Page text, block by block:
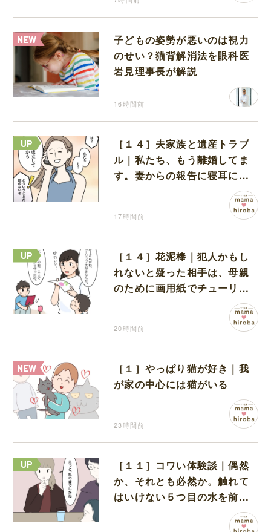
子どもの姿勢が悪いのは視力
のせい？猫背解消法を眼科医
岩見理事長が解説
16時間前
［１４］夫家族と遺産トラブ
ル｜私たち、もう離婚してま
す。妻からの報告に寝耳に水
17時間前
［１４］花泥棒｜犯人かもし
れないと疑った相手は、母親
のために画用紙でチューリッ
プを作っていただけだった
20時間前
［１］やっぱり猫が好き｜我
が家の中心には猫がいる
23時間前
［１１］コワい体験談｜偶然
か、それとも必然か。触れて
はいけない５つ目の水を前に